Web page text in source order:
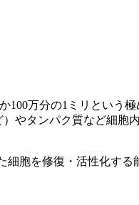
100万分の1ミリという
やタンパク質など細胞
細胞を修復・活性化する